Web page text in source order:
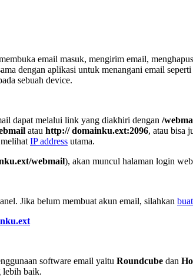
email masuk, mengirim email,
dengan aplikasi untuk menangani email seperti
sebuah device.
dapat melalui link yang diakhiri dengan /
atau http:// domainku.ext:2096, atau bisa
IP address utama.
webmail), akan muncul halaman login
Jika belum membuat akun email, silahkan
software email yaitu Roundcube dan
lebih baik.